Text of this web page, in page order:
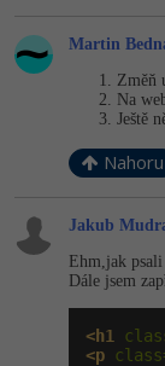
Martin
Změň
Na
Ještě
Nahoru
Jakub
Ehm,jak
Dále jsem
<h1
<p